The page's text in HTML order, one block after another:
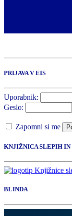
PRIJAVA V EIS
Uporabnik:
Geslo:
Zapomni si me
KNJIŽNICA SLEPIH
BLINDA